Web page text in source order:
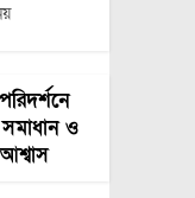
সমাধান ও